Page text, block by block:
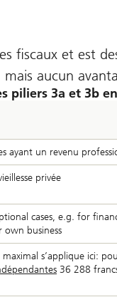
fiscaux et est
aucun
piliers 3a et 3b
ayant un revenu
privée
cases, e.g. for
own business
s’applique ici:
36 288